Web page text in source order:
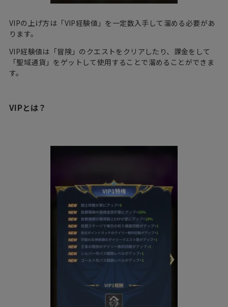
VIPの上げ方は「VIP経験値」を一定数入手して溜める必要があ
ります。
VIP経験値は「冒険」のクエストをクリアしたり、課金をして
「聖域通貨」をゲットして使用することで溜めることができま
す。
VIPとは？